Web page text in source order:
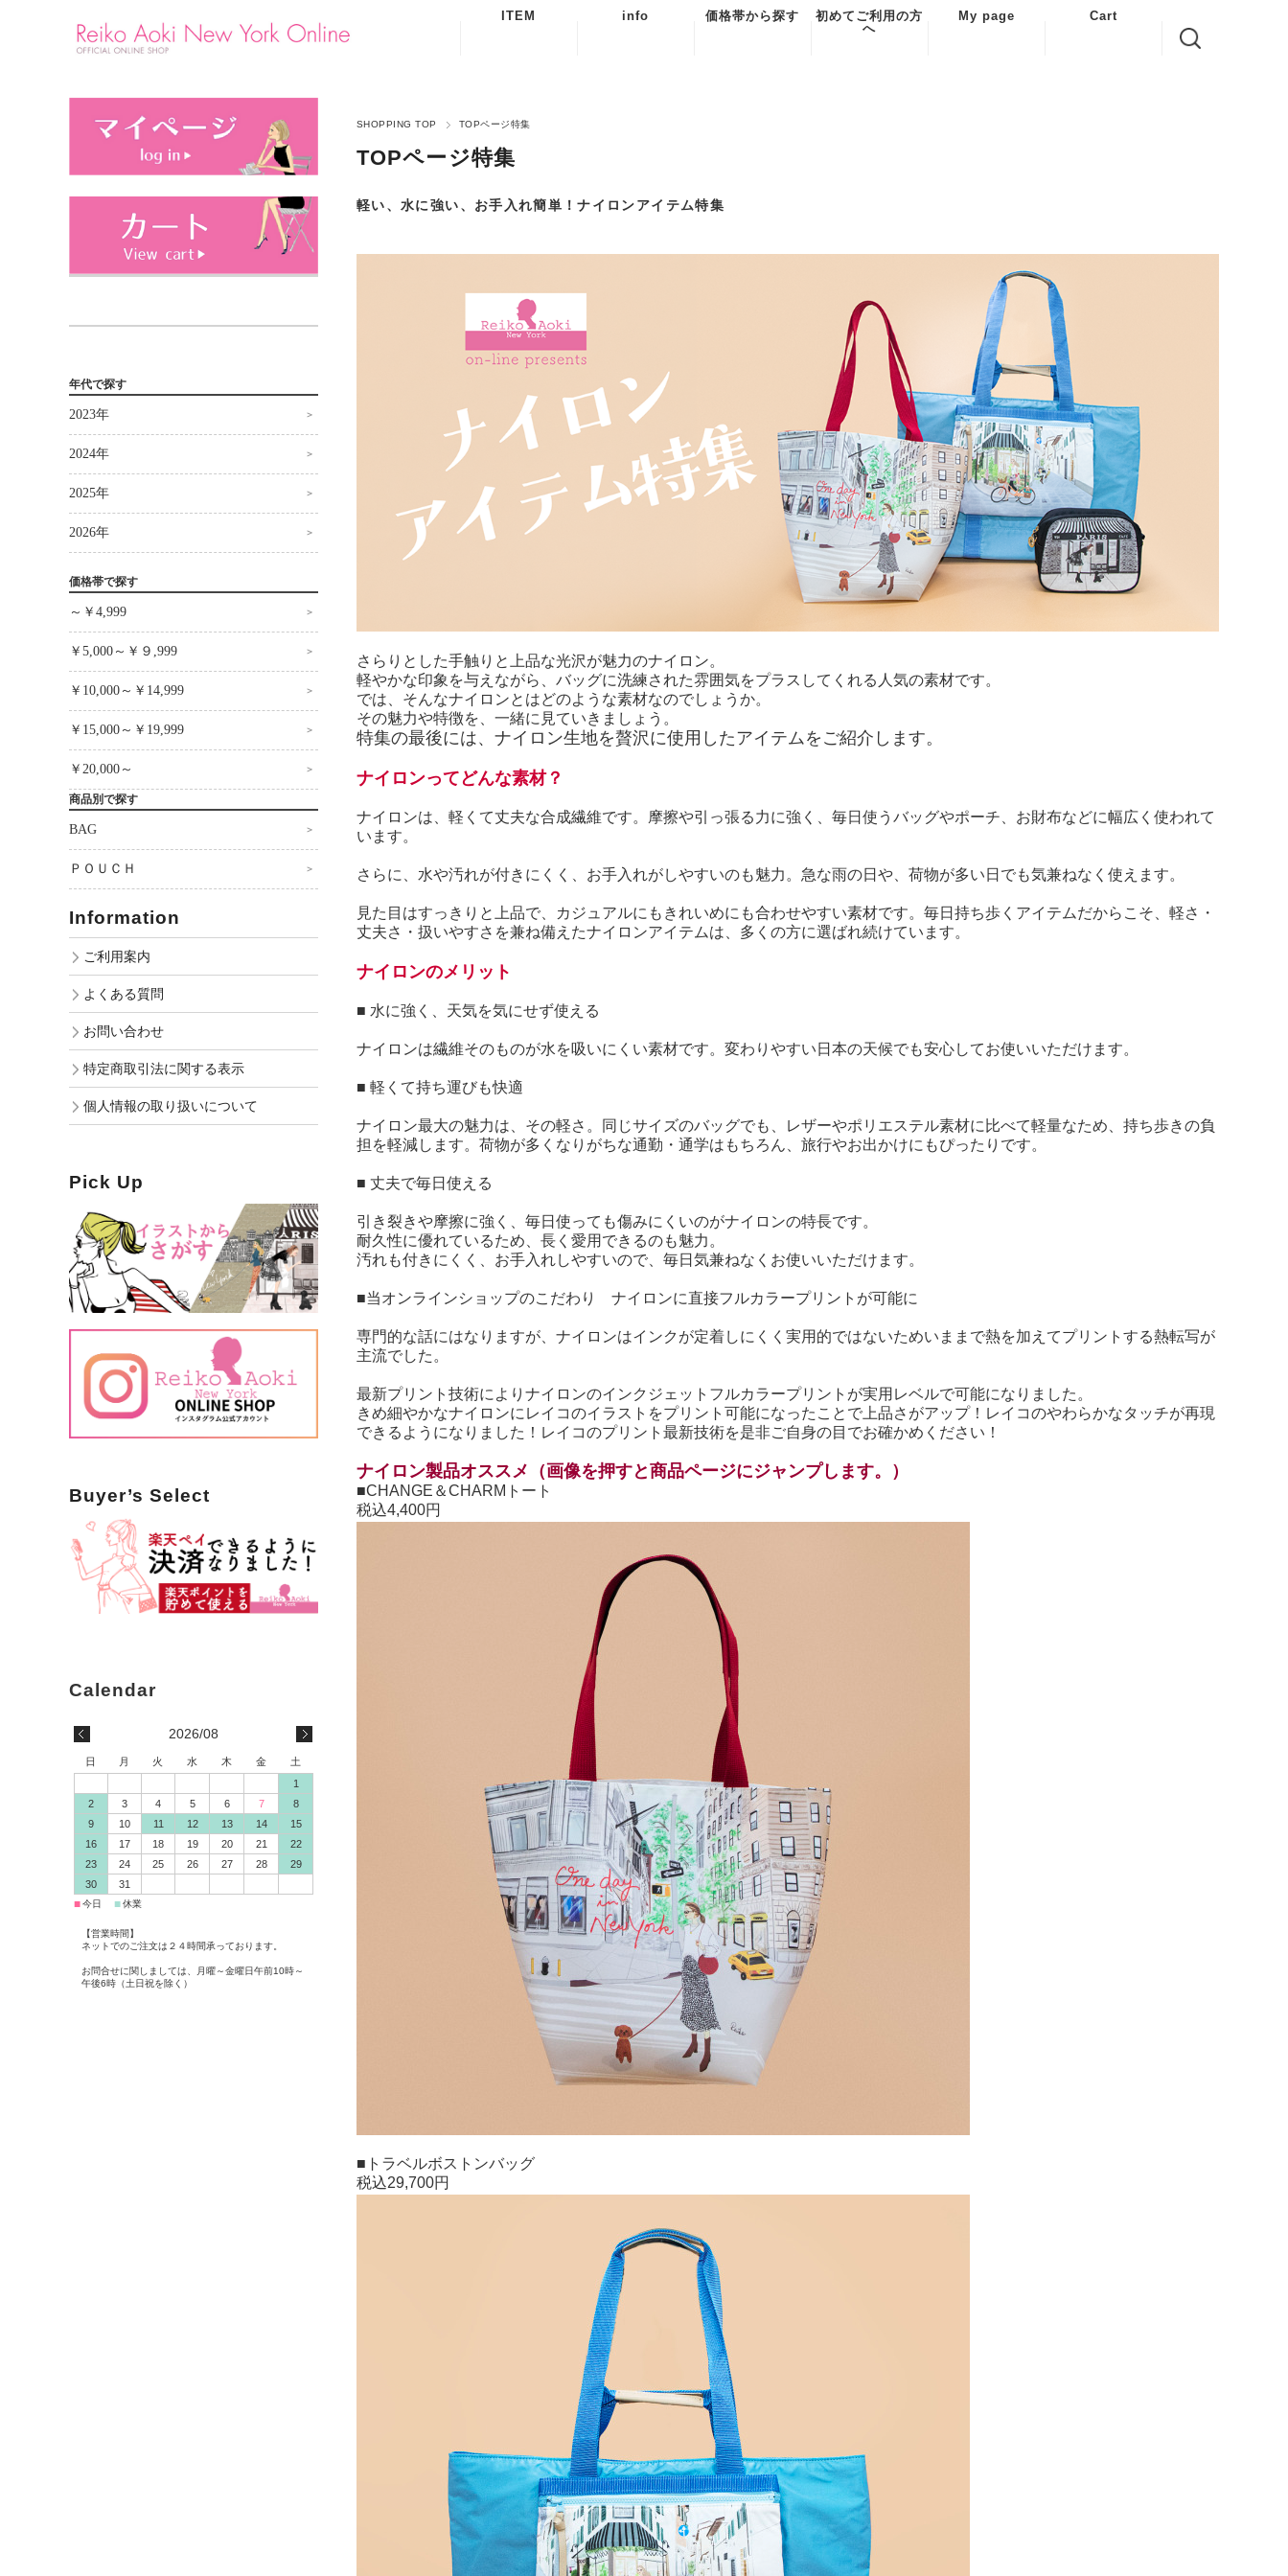
ITEM
POUCH
ACCESSORY
info
REIKOAOKIを
価格帯から探す
￥9,999～
～￥4,999
初めてご利用の方
へ
My page Cart
SHOPPING TOP TOPページ特集
TOPページ特集
軽い、水に強い、お手入れ簡単！ナイロンアイテム特集
さらりとした手触りと上品な光沢が魅力のナイロン。
軽やかな印象を与えながら、バッグに洗練された雰囲気をプラスしてくれる人気の素材です。
では、そんなナイロンとはどのような素材なのでしょうか。
その魅力や特徴を、一緒に見ていきましょう。
特集の最後には、ナイロン生地を贅沢に使用したアイテムをご紹介します。
ナイロンってどんな素材？
ナイロンは、軽くて丈夫な合成繊維です。摩擦や引っ張る力に強く、毎日使うバッグやポーチ、お財布などに幅広く使われて
います。
さらに、水や汚れが付きにくく、お手入れがしやすいのも魅力。急な雨の日や、荷物が多い日でも気兼ねなく使えます。
見た目はすっきりと上品で、カジュアルにもきれいめにも合わせやすい素材です。毎日持ち歩くアイテムだからこそ、軽さ・
丈夫さ・扱いやすさを兼ね備えたナイロンアイテムは、多くの方に選ばれ続けています。
ナイロンのメリット
■ 水に強く、天気を気にせず使える
ナイロンは繊維そのものが水を吸いにくい素材です。変わりやすい日本の天候でも安心してお使いいただけます。
■ 軽くて持ち運びも快適
ナイロン最大の魅力は、その軽さ。同じサイズのバッグでも、レザーやポリエステル素材に比べて軽量なため、持ち歩きの負
担を軽減します。荷物が多くなりがちな通勤・通学はもちろん、旅行やお出かけにもぴったりです。
■ 丈夫で毎日使える
引き裂きや摩擦に強く、毎日使っても傷みにくいのがナイロンの特長です。
耐久性に優れているため、長く愛用できるのも魅力。
汚れも付きにくく、お手入れしやすいので、毎日気兼ねなくお使いいただけます。
■当オンラインショップのこだわり ナイロンに直接フルカラープリントが可能に
専門的な話にはなりますが、ナイロンはインクが定着しにくく実用的ではないためいままで熱を加えてプリントする熱転写が
主流でした。
最新プリント技術によりナイロンのインクジェットフルカラープリントが実用レベルで可能になりました。
きめ細やかなナイロンにレイコのイラストをプリント可能になったことで上品さがアップ！レイコのやわらかなタッチが再現
できるようになりました！レイコのプリント最新技術を是非ご自身の目でお確かめください！
ナイロン製品オススメ（画像を押すと商品ページにジャンプします。）
■CHANGE＆CHARMトート
税込4,400円
■トラベルボストンバッグ
税込29,700円
年代で探す
2023年
2024年
2025年
2026年
価格帯で探す
～￥4,999
￥5,000～￥９,999
￥10,000～￥14,999
￥15,000～￥19,999
￥20,000～
商品別で探す
BAG
ＰＯＵＣＨ
Information
ご利用案内
よくある質問
お問い合わせ
特定商取引法に関する表示
個人情報の取り扱いについて
Pick Up
Buyer’s Select
2026/08
日 月 火 水 木 金
土
1
2
3 4 5 6 7
8
9
10 11 12 13 14
15
16
17 18 19 20 21
22
23
24 25 26 27 28
29
30
31
■今日 ■休業
【営業時間】
ネットでのご注文は２４時間承っております。
お問合せに関しましては、月曜～金曜日午前10時～
午後6時（土日祝を除く）